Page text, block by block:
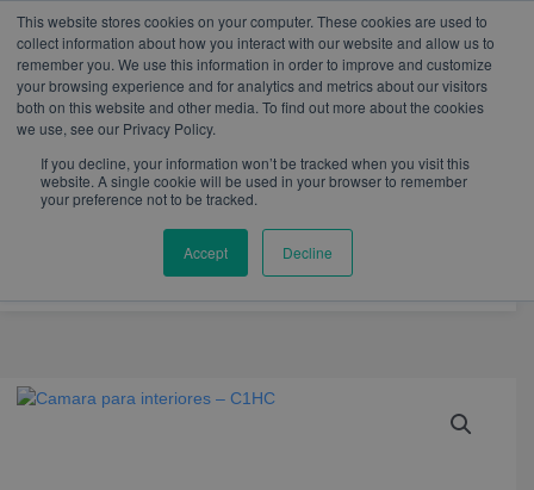
This website stores cookies on your computer. These cookies are used to
collect information about how you interact with our website and allow us to
remember you. We use this information in order to improve and customize
your browsing experience and for analytics and metrics about our visitors
both on this website and other media. To find out more about the cookies
we use, see our Privacy Policy.
If you decline, your information won’t be tracked when you visit this
website. A single cookie will be used in your browser to remember
your preference not to be tracked.
Accept Decline
h
a
t
s
a
p
a
c
e
b
o
o
k
o
u
t
u
b
e
n
s
t
a
g
r
a
m
i
n
k
e
d
i
n
mercadeo@eib.esinventor.comWhatsApp:+57
3103229640PBX: + 601 342 80 45